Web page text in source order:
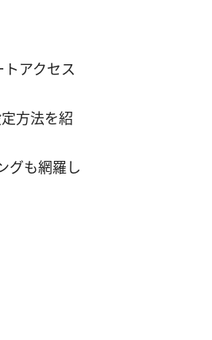
アクセス
方法を紹
グも網羅し